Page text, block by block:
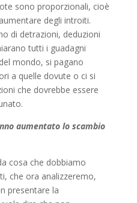
sono proporzionali, cioè
degli introiti.
di detrazioni, deduzioni
tutti i guadagni
mondo, si pagano
a quelle dovute o ci si
che dovrebbe essere
aumentato lo scambio
cosa che dobbiamo
che ora analizzeremo,
presentare la